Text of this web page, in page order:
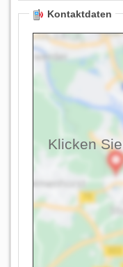
Kontaktdaten
Klicken